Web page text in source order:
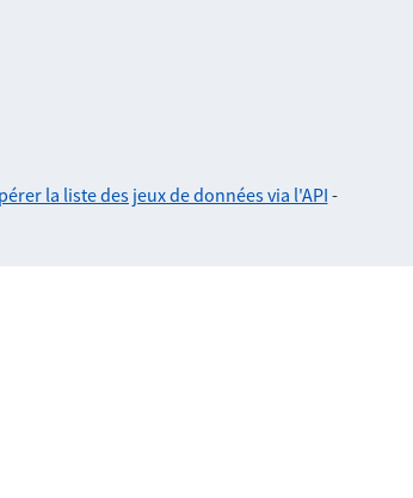
la liste des jeux de données via l'API -